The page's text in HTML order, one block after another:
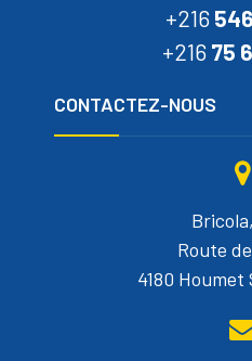
+216
+216 75
CONTACTEZ-NOUS
Route
4180 Houmet